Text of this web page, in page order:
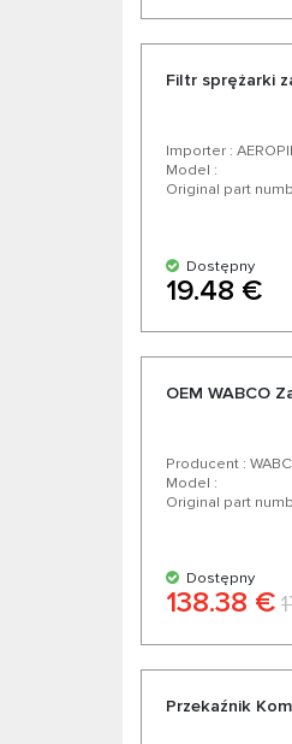
Filtr sprężarki
Importer :
Model :
Original part
Dostępny
19.48 €
OEM WABCO
Producent :
Model :
Original part
Dostępny
138.38 €
Przekaźnik